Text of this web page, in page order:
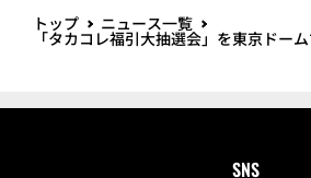
トップ ニュース一覧
「タカコレ福引大抽選会」を東京ドーム
SNS